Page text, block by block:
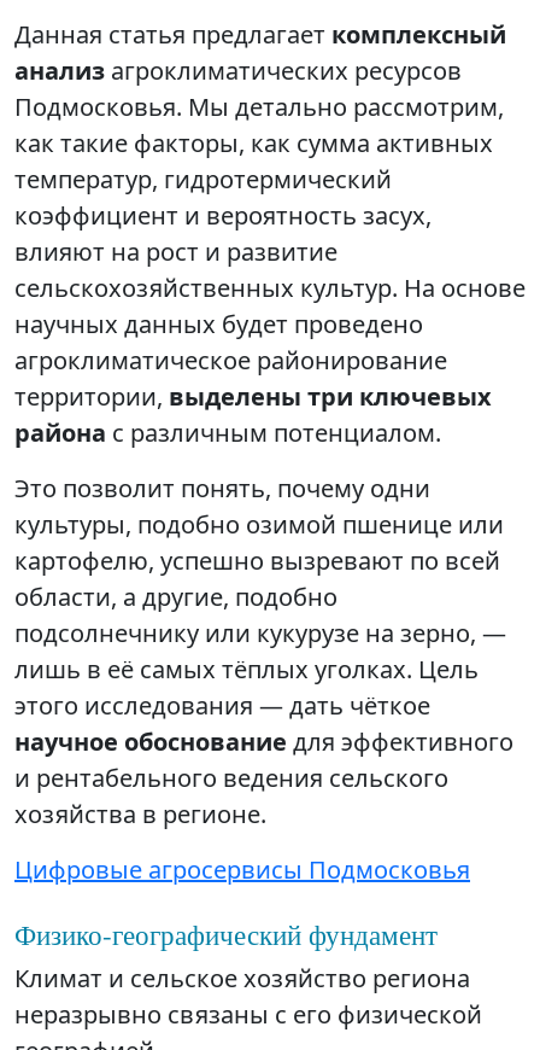
Данная статья предлагает комплексный
анализ агроклиматических ресурсов
Подмосковья. Мы детально рассмотрим,
как такие факторы, как сумма активных
температур, гидротермический
коэффициент и вероятность засух,
влияют на рост и развитие
сельскохозяйственных культур. На основе
научных данных будет проведено
агроклиматическое районирование
территории, выделены три ключевых
района с различным потенциалом.
Это позволит понять, почему одни
культуры, подобно озимой пшенице или
картофелю, успешно вызревают по всей
области, а другие, подобно
подсолнечнику или кукурузе на зерно, —
лишь в её самых тёплых уголках. Цель
этого исследования — дать чёткое
научное обоснование для эффективного
и рентабельного ведения сельского
хозяйства в регионе.
Цифровые агросервисы Подмосковья
Физико-географический фундамент
Климат и сельское хозяйство региона
неразрывно связаны с его физической